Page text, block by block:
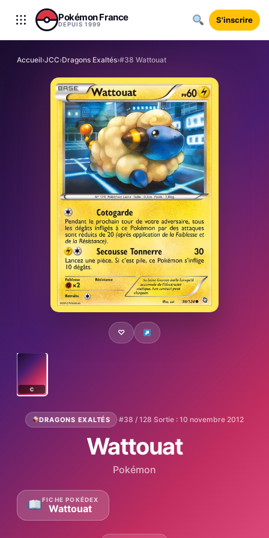
Aller au contenu
Pokémon France
DEPUIS 1999 S'inscrire
Accueil›JCC›Dragons Exaltés›#38 Wattouat
♡
C
DRAGONS EXALTÉS ·#38 / 128·Sortie : 10 novembre 2012
Wattouat
Pokémon
FICHE POKÉDEX
Wattouat